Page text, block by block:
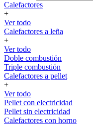
Calefactores
+
Ver todo
Calefactores a leña
+
Ver todo
Doble combustión
Triple combustión
Calefactores a pellet
+
Ver todo
Pellet con electricidad
Pellet sin electricidad
Calefactores con horno